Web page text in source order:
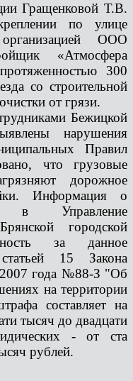
Гращенковой Т.В.
по улице
ООО
«Атмосфера
300
со строительной
от грязи.
Бежицкой
нарушения
Правил
что грузовые
дорожное
Информация о
в Управление
городской
за данное
15 Закона
2007 года №88-З "Об
на территории
составляет на
тысяч до двадцати
- от ста
рублей.